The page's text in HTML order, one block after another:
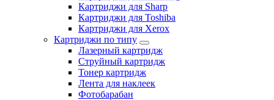
Картриджи для Sharp
Картриджи для Toshiba
Картриджи для Xerox
Картриджи по типу
Лазерный картридж
Струйный картридж
Тонер картридж
Лента для наклеек
Фотобарабан